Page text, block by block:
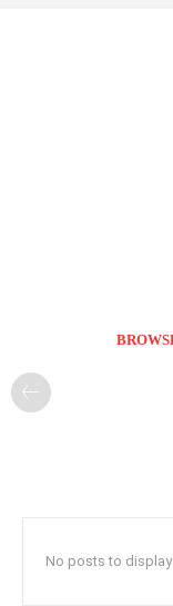
No posts to display